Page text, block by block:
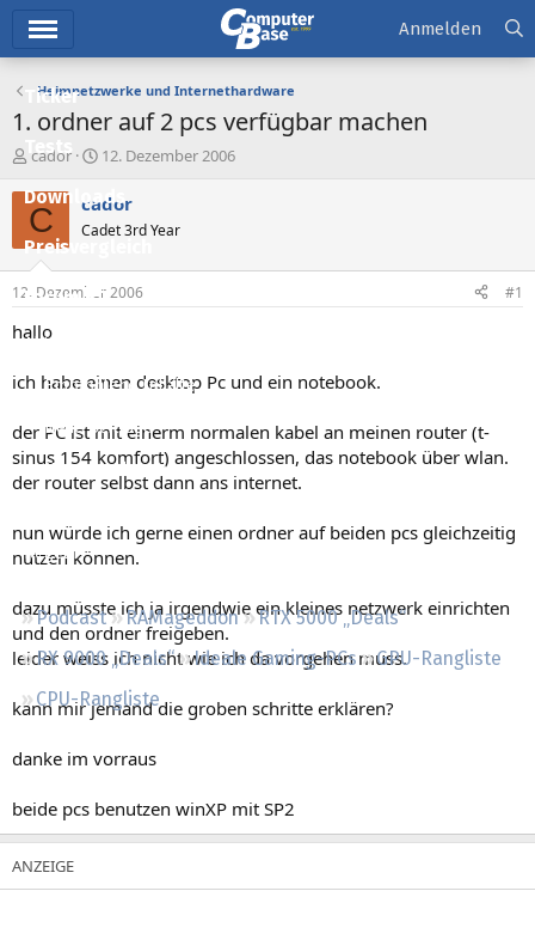
Ticker
Tests
Downloads
Preisvergleich
Forum
Aktuelles
Empfohlene Inhalte
Neue Beiträge
Neueste Aktivitäten
Regeln
Podcast RAMageddon
RTX 5000 „Deals“
RX 9000 „Deals“
Ideale Gaming-PCs
GPU-Rangliste
CPU-Rangliste
Anmelden
Heimnetzwerke und Internethardware
1. ordner auf 2 pcs verfügbar machen
E
s
t
e
e
r
cador
E
s
t
e
t
12. Dezember 2006
C cador
Cadet 3rd Year
12. Dezember 2006 #1
hallo
ich habe einen desktop Pc und ein notebook.
der PC ist mit einerm normalen kabel an meinen router (t-
sinus 154 komfort) angeschlossen, das notebook über wlan.
der router selbst dann ans internet.
nun würde ich gerne einen ordner auf beiden pcs gleichzeitig
nutzen können.
dazu müsste ich ja irgendwie ein kleines netzwerk einrichten
und den ordner freigeben.
leider weiss ich nicht wie ich da vorgehen muss.
kann mir jemand die groben schritte erklären?
danke im vorraus
beide pcs benutzen winXP mit SP2